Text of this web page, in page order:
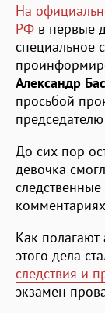
На
РФ в первые
специальное
Александр
просьбой
До сих пор
девочка
Как полагают
этого дела
следствия и
экзамен